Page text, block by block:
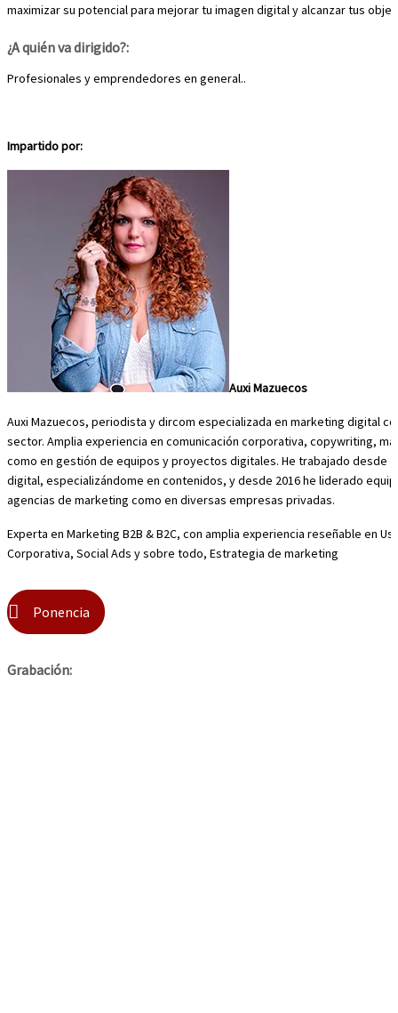
maximizar su potencial para mejorar tu imagen digital y alcanzar tus
¿A quién va dirigido?:
Profesionales y emprendedores en general..
Impartido por:
Auxi Mazuecos
Auxi Mazuecos, periodista y dircom especializada en marketing digital
sector. Amplia experiencia en comunicación corporativa, copywriting,
como en gestión de equipos y proyectos digitales. He trabajado desde
digital, especializándome en contenidos, y desde 2016 he liderado
agencias de marketing como en diversas empresas privadas.
Experta en Marketing B2B & B2C, con amplia experiencia reseñable en
Corporativa, Social Ads y sobre todo, Estrategia de marketing
Ponencia
Grabación: